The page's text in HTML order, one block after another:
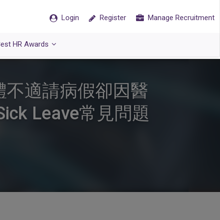
Login Register Manage Recruitment
HR Awards
不適請病假卻因醫
Leave常見問題